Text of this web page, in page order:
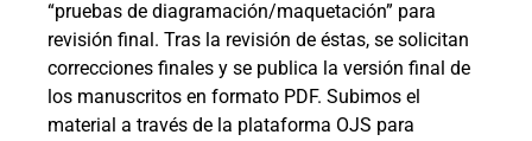
“pruebas de diagramación/maquetación” para
revisión final. Tras la revisión de éstas, se solicitan
correcciones finales y se publica la versión final de
los manuscritos en formato PDF. Subimos el
material a través de la plataforma OJS para